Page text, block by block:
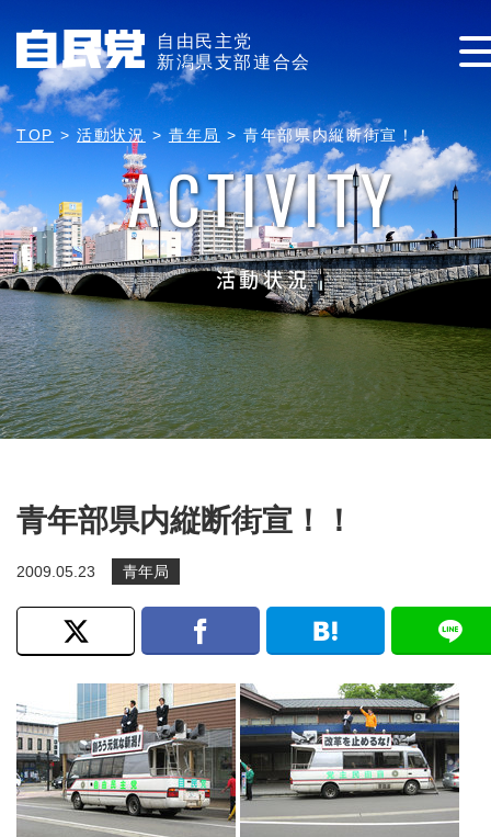
自由民主党
新潟県支部連合会
TOP >活動状況 > 青年局 >青年部県内縦断街宣！！
ACTIVITY
活動状況
青年部県内縦断街宣！！
2009.05.23 青年局